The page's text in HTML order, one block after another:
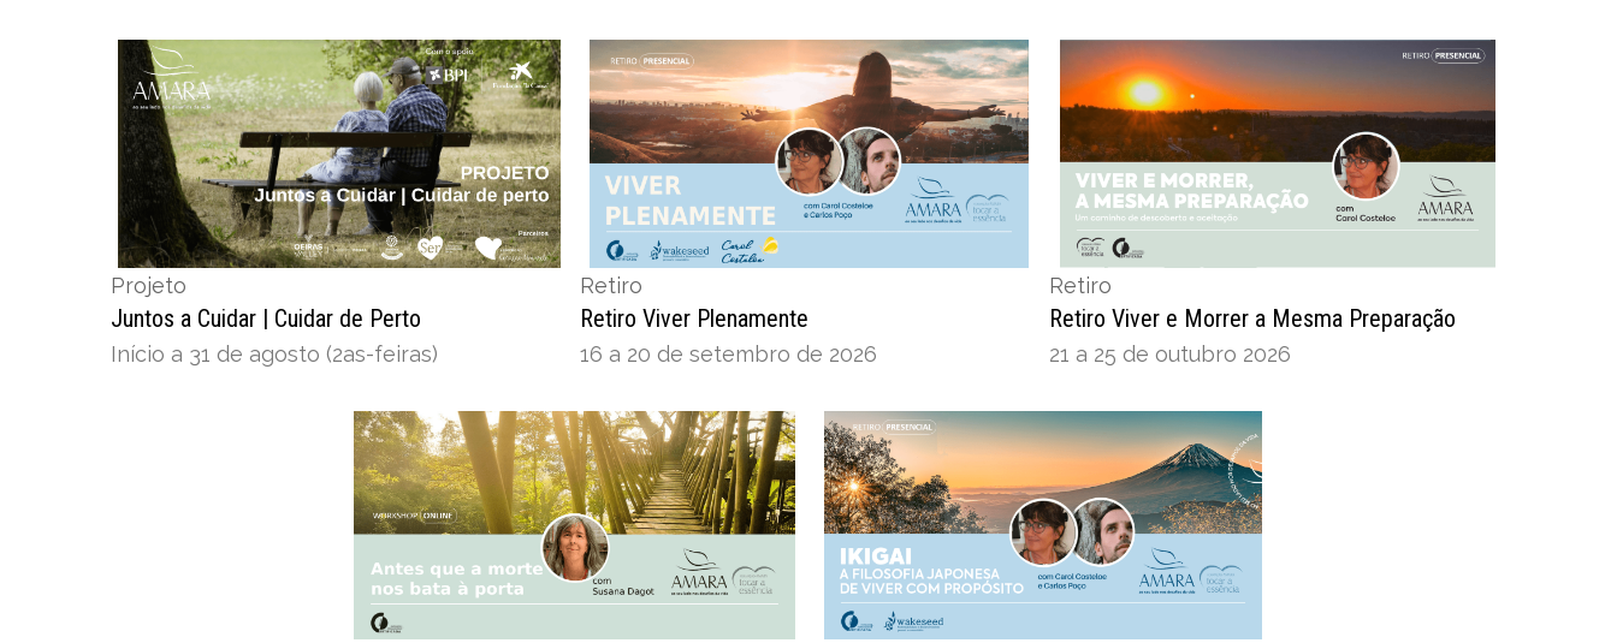
Projeto
Juntos a Cuidar | Cuidar de Perto
Início a 31 de agosto (2as-feiras)
Retiro
Retiro Viver Plenamente
16 a 20 de setembro de 2026
Retiro
Retiro Viver e Morrer a Mesma Preparação
21 a 25 de outubro 2026